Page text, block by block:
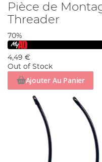
Pièce de
Threader
70%
4,49 €
Out of Stock
Ajouter Au Panier